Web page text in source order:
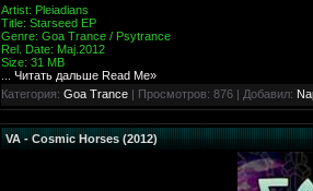
Artist: Pleiadians
Title: Starseed EP
Genre: Goa Trance / Psytrance
Rel. Date: Maj.2012
Size: 31 MB
Читать дальше Read Me»
Категория: Goa Trance | Просмотров: 876 | Добавил:
VA - Cosmic Horses (2012)